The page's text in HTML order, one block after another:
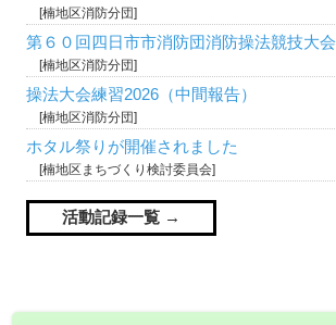
[楠地区消防分団]
第６０回四日市市消防団消防操法競技大会
[楠地区消防分団]
操法大会練習2026（中間報告）
[楠地区消防分団]
ホタル祭りが開催されました
[楠地区まちづくり検討委員会]
活動記録一覧